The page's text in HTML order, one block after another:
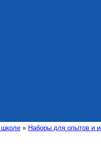
школе » Наборы для опытов и